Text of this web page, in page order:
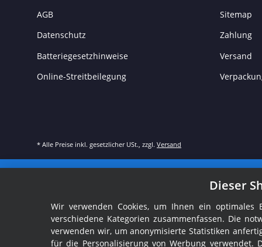
AGB
Datenschutz
Batteriegesetzhinweise
Online-Streitbeilegung
Sitemap
Zahlung
Versand
* Alle Preise inkl. gesetzlicher USt., zzgl. Versand
Dieser
Wir verwenden Cookies, um Ihnen ein
verschiedene Kategorien zusammenfassen. Die
verwenden wir, um anonymisierte Statistiken
für die Personalisierung von Werbung verwendet.